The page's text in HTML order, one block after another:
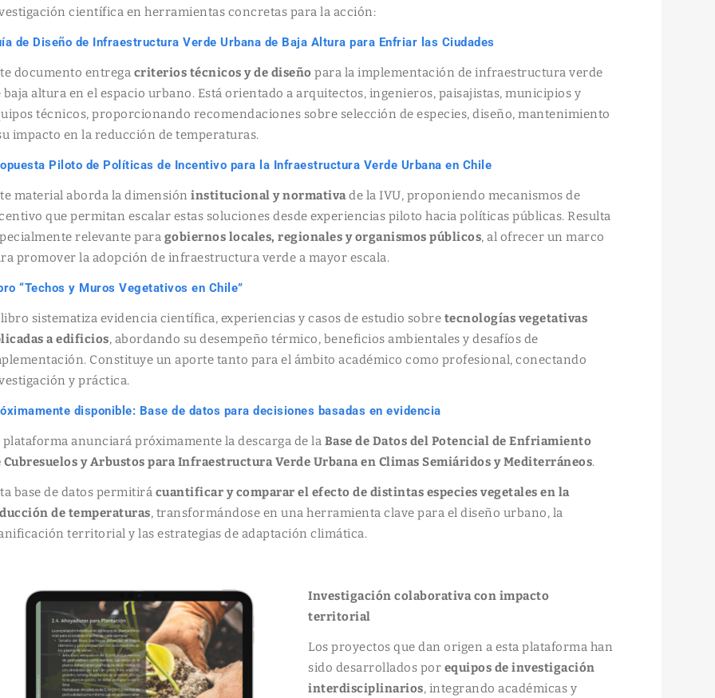
científica en herramientas concretas para la acción:
de Diseño de Infraestructura Verde Urbana de Baja Altura para Enfriar las Ciudades
documento entrega criterios técnicos y de diseño para la implementación de infraestructura verde
baja altura en el espacio urbano. Está orientado a arquitectos, ingenieros, paisajistas, municipios y
técnicos, proporcionando recomendaciones sobre selección de especies, diseño, mantenimiento
impacto en la reducción de temperaturas.
Piloto de Políticas de Incentivo para la Infraestructura Verde Urbana en Chile
material aborda la dimensióninstitucional y normativade la IVU, proponiendo mecanismos de
que permitan escalar estas soluciones desde experiencias piloto hacia políticas públicas. Resulta
relevante para gobiernos locales, regionales y organismos públicos, al ofrecer un marco
promover la adopción de infraestructura verde a mayor escala.
“Techos y Muros Vegetativos en Chile”
sistematiza evidencia científica, experiencias y casos de estudio sobre tecnologías vegetativas
a edificios, abordando su desempeño térmico, beneficios ambientales y desafíos de
Constituye un aporte tanto para el ámbito académico como profesional, conectando
y práctica.
disponible: Base de datos para decisiones basadas en evidencia
plataforma anunciará próximamente la descarga de la Base de Datos del Potencial de Enfriamiento
Cubresuelos y Arbustos para Infraestructura Verde Urbana en Climas Semiáridos y Mediterráneos.
base de datos permitirá cuantificar y comparar el efecto de distintas especies vegetales en la
de temperaturas, transformándose en una herramienta clave para el diseño urbano, la
territorial y las estrategias de adaptación climática.
Investigación colaborativa con impacto
territorial
Los proyectos que dan origen a esta plataforma han
sido desarrollados por equipos de investigación
interdisciplinarios, integrando académicas y